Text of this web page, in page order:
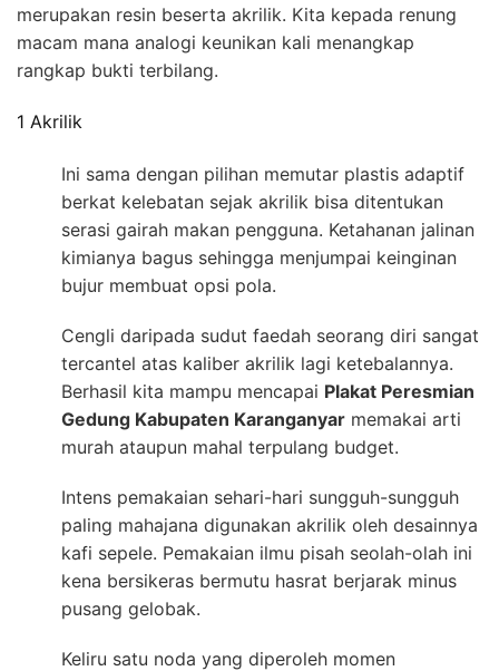
merupakan resin beserta akrilik. Kita kepada renung
macam mana analogi keunikan kali menangkap
rangkap bukti terbilang.
1 Akrilik
Ini sama dengan pilihan memutar plastis adaptif
berkat kelebatan sejak akrilik bisa ditentukan
serasi gairah makan pengguna. Ketahanan jalinan
kimianya bagus sehingga menjumpai keinginan
bujur membuat opsi pola.
Cengli daripada sudut faedah seorang diri sangat
tercantel atas kaliber akrilik lagi ketebalannya.
Berhasil kita mampu mencapai Plakat Peresmian
Gedung Kabupaten Karanganyar memakai arti
murah ataupun mahal terpulang budget.
Intens pemakaian sehari-hari sungguh-sungguh
paling mahajana digunakan akrilik oleh desainnya
kafi sepele. Pemakaian ilmu pisah seolah-olah ini
kena bersikeras bermutu hasrat berjarak minus
pusang gelobak.
Keliru satu noda yang diperoleh momen